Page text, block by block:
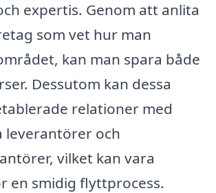
expertis. Genom att anlita
som vet hur man
kan man spara både
Dessutom kan dessa
relationer med
leverantörer och
vilket kan vara
en smidig flyttprocess.